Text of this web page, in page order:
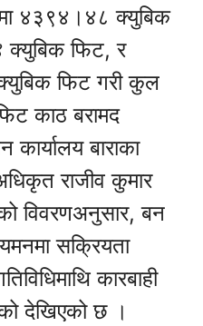
४३९४।४८ क्युबिक
क्युबिक फिट, र
फिट गरी कुल
काठ बरामद
बाराका
राजीव कुमार
विवरणअनुसार, बन
सक्रियता
कारबाही
देखिएको छ ।